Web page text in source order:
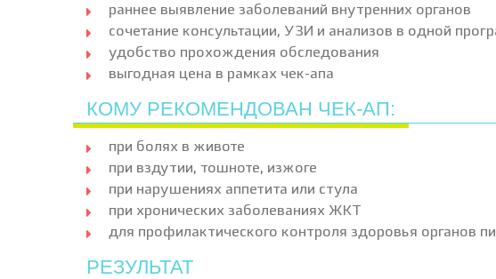
раннее выявление заболеваний внутренних органов
сочетание консультации, УЗИ и анализов в одной
удобство прохождения обследования
выгодная цена в рамках чек-апа
КОМУ РЕКОМЕНДОВАН ЧЕК-АП:
при болях в животе
при вздутии, тошноте, изжоге
при нарушениях аппетита или стула
при хронических заболеваниях ЖКТ
для профилактического контроля здоровья органов
РЕЗУЛЬТАТ